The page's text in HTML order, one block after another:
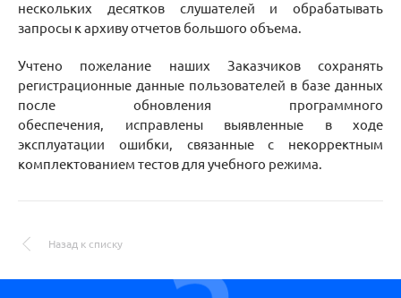
нескольких десятков слушателей и обрабатывать
запросы к архиву отчетов большого объема.
Учтено пожелание наших Заказчиков сохранять
регистрационные данные пользователей в базе данных
после обновления программного
обеспечения, исправлены выявленные в ходе
эксплуатации ошибки, связанные с некорректным
комплектованием тестов для учебного режима.
Назад к списку